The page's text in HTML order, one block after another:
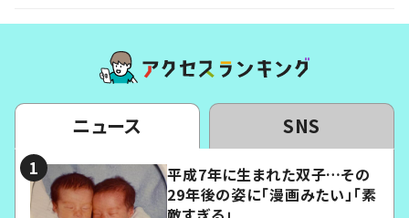
ニュース SNS
平成7年に生まれた双子…その
29年後の姿に「漫画みたい」「素